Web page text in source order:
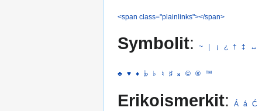
<span class="plainlinks"></span>
Symbolit: ~ ¡ ¿ † ‡ ↔
♣ ♥ ♦ 𝄫 ♭ ♮ ♯ 𝄪 © ® ™
Erikoismerkit: Á á Ć